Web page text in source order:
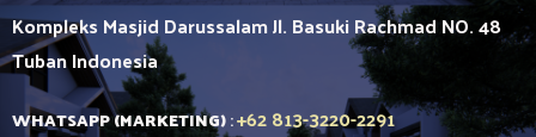
Kompleks Masjid Darussalam Jl. Basuki Rachmad NO. 48
TubanIndonesia
WHATSAPP (MARKETING):+62 813-3220-2291